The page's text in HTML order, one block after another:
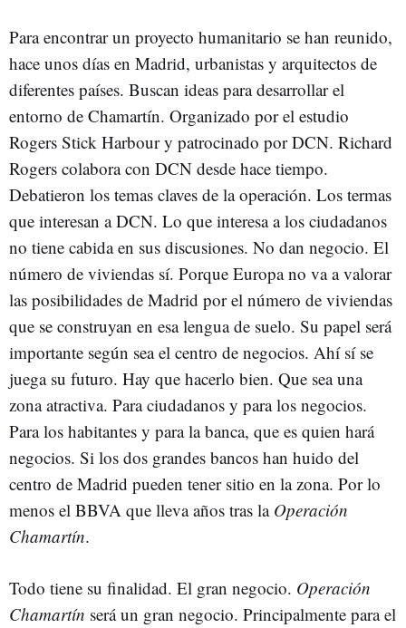
Para encontrar un proyecto humanitario se han reunido,
hace unos días en Madrid, urbanistas y arquitectos de
diferentes países. Buscan ideas para desarrollar el
entorno de Chamartín. Organizado por el estudio
Rogers Stick Harbour y patrocinado por DCN. Richard
Rogers colabora con DCN desde hace tiempo.
Debatieron los temas claves de la operación. Los termas
que interesan a DCN. Lo que interesa a los ciudadanos
no tiene cabida en sus discusiones. No dan negocio. El
número de viviendas sí. Porque Europa no va a valorar
las posibilidades de Madrid por el número de viviendas
que se construyan en esa lengua de suelo. Su papel será
importante según sea el centro de negocios. Ahí sí se
juega su futuro. Hay que hacerlo bien. Que sea una
zona atractiva. Para ciudadanos y para los negocios.
Para los habitantes y para la banca, que es quien hará
negocios. Si los dos grandes bancos han huido del
centro de Madrid pueden tener sitio en la zona. Por lo
menos el BBVA que lleva años tras la Operación
Chamartín.
Todo tiene su finalidad. El gran negocio. Operación
Chamartín será un gran negocio. Principalmente para el